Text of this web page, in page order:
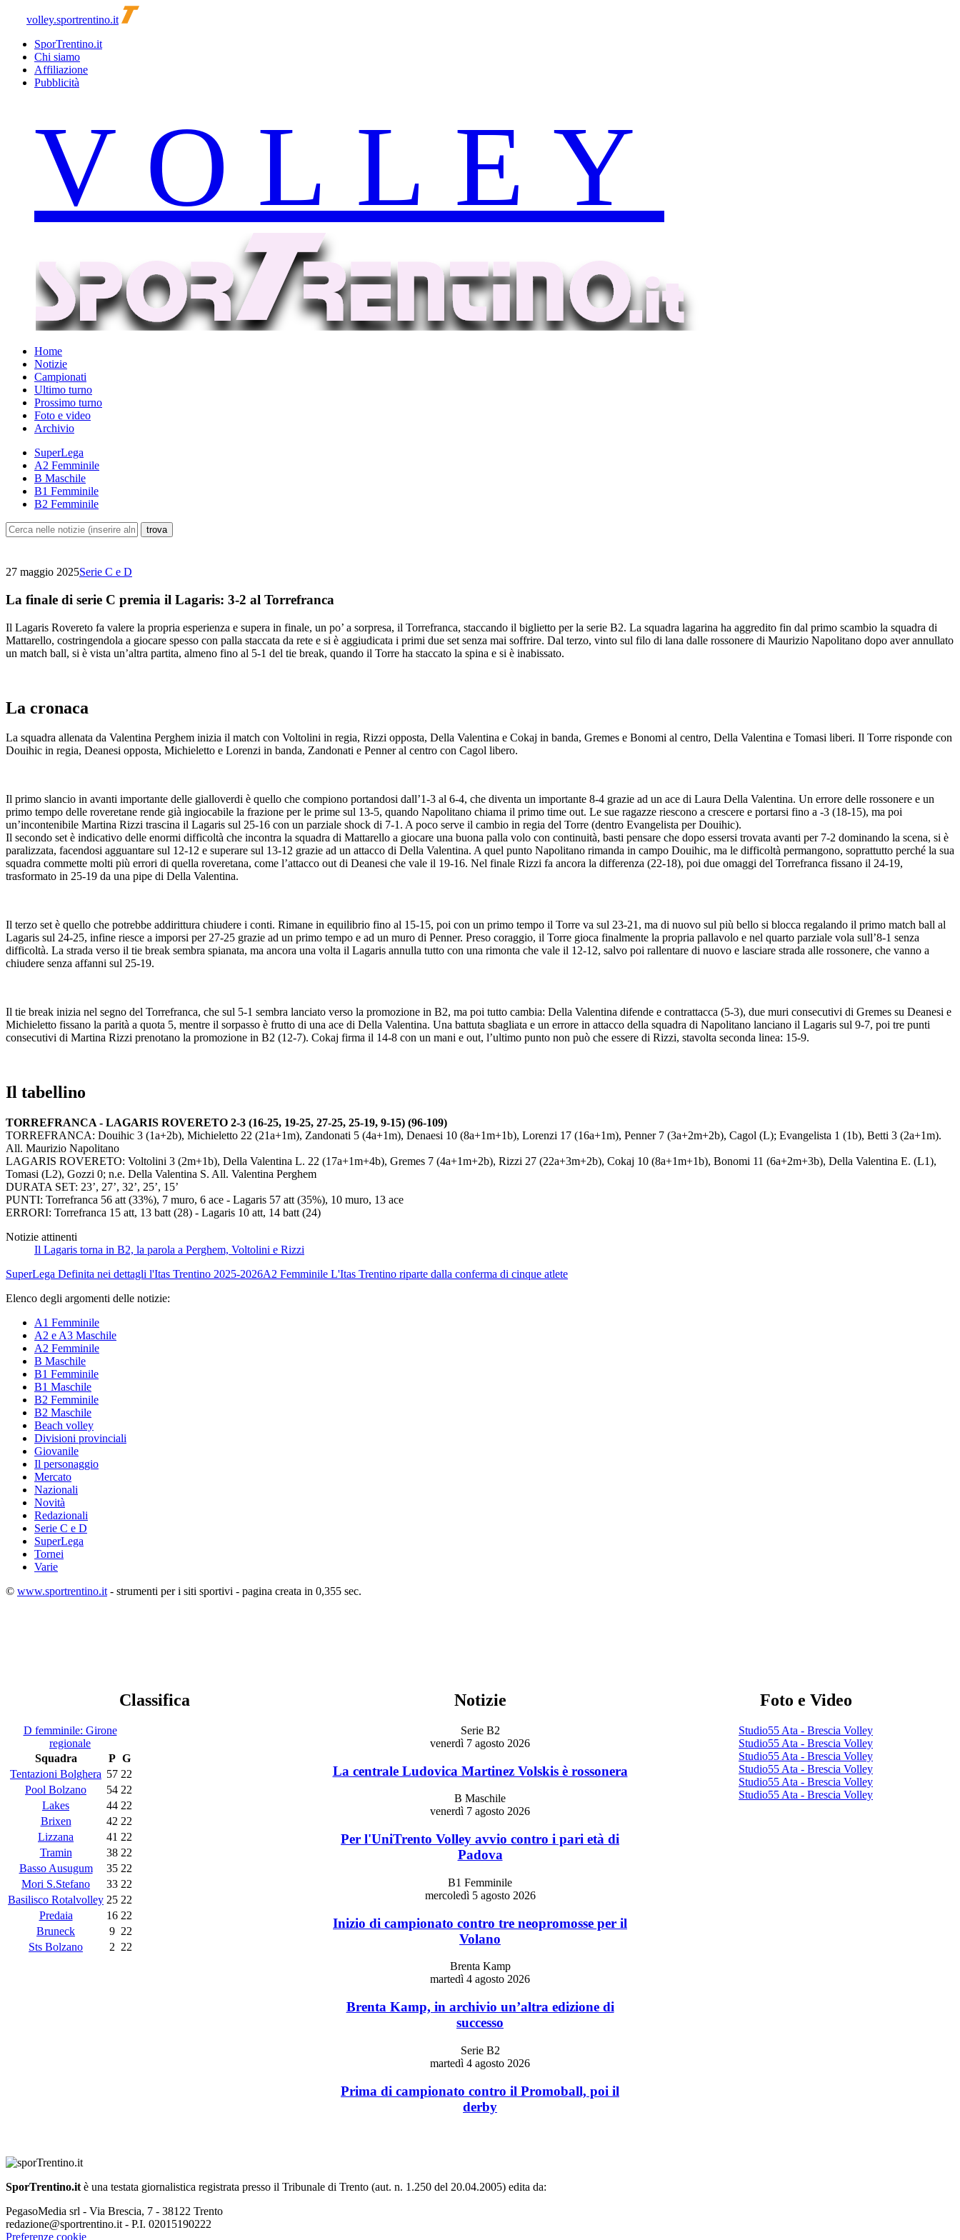
volley.sportrentino.it
SporTrentino.it
Chi siamo
Affiliazione
Pubblicità
Home
Notizie
Campionati
Ultimo turno
Prossimo turno
Foto e video
Archivio
SuperLega
A2 Femminile
B Maschile
B1 Femminile
B2 Femminile
27 maggio 2025Serie C e D
La finale di serie C premia il Lagaris: 3-2 al Torrefranca
Il Lagaris Rovereto fa valere la propria esperienza e supera in finale, un po’ a sorpresa, il Torrefranca, staccando il biglietto per la serie B2. La squadra lagarina ha aggredito fin dal primo scambio la squadra di
Mattarello, costringendola a giocare spesso con palla staccata da rete e si è aggiudicata i primi due set senza mai soffrire. Dal terzo, vinto sul filo di lana dalle rossonere di Maurizio Napolitano dopo aver annullato
un match ball, si è vista un’altra partita, almeno fino al 5-1 del tie break, quando il Torre ha staccato la spina e si è inabissato.
La cronaca
La squadra allenata da Valentina Perghem inizia il match con Voltolini in regia, Rizzi opposta, Della Valentina e Cokaj in banda, Gremes e Bonomi al centro, Della Valentina e Tomasi liberi. Il Torre risponde con
Douihic in regia, Deanesi opposta, Michieletto e Lorenzi in banda, Zandonati e Penner al centro con Cagol libero.
Il primo slancio in avanti importante delle gialloverdi è quello che compiono portandosi dall’1-3 al 6-4, che diventa un importante 8-4 grazie ad un ace di Laura Della Valentina. Un errore delle rossonere e un
primo tempo delle roveretane rende già ingiocabile la frazione per le prime sul 13-5, quando Napolitano chiama il primo time out. Le sue ragazze riescono a crescere e portarsi fino a -3 (18-15), ma poi
un’incontenibile Martina Rizzi trascina il Lagaris sul 25-16 con un parziale shock di 7-1. A poco serve il cambio in regia del Torre (dentro Evangelista per Douihic).
Il secondo set è indicativo delle enormi difficoltà che incontra la squadra di Mattarello a giocare una buona palla volo con continuità, basti pensare che dopo essersi trovata avanti per 7-2 dominando la scena, si è
paralizzata, facendosi agguantare sul 12-12 e superare sul 13-12 grazie ad un attacco di Della Valentina. A quel punto Napolitano rimanda in campo Douihic, ma le difficoltà permangono, soprattutto perché la sua
squadra commette molti più errori di quella roveretana, come l’attacco out di Deanesi che vale il 19-16. Nel finale Rizzi fa ancora la differenza (22-18), poi due omaggi del Torrefranca fissano il 24-19,
trasformato in 25-19 da una pipe di Della Valentina.
Il terzo set è quello che potrebbe addirittura chiudere i conti. Rimane in equilibrio fino al 15-15, poi con un primo tempo il Torre va sul 23-21, ma di nuovo sul più bello si blocca regalando il primo match ball al
Lagaris sul 24-25, infine riesce a imporsi per 27-25 grazie ad un primo tempo e ad un muro di Penner. Preso coraggio, il Torre gioca finalmente la propria pallavolo e nel quarto parziale vola sull’8-1 senza
difficoltà. La strada verso il tie break sembra spianata, ma ancora una volta il Lagaris annulla tutto con una rimonta che vale il 12-12, salvo poi rallentare di nuovo e lasciare strada alle rossonere, che vanno a
chiudere senza affanni sul 25-19.
Il tie break inizia nel segno del Torrefranca, che sul 5-1 sembra lanciato verso la promozione in B2, ma poi tutto cambia: Della Valentina difende e contrattacca (5-3), due muri consecutivi di Gremes su Deanesi e
Michieletto fissano la parità a quota 5, mentre il sorpasso è frutto di una ace di Della Valentina. Una battuta sbagliata e un errore in attacco della squadra di Napolitano lanciano il Lagaris sul 9-7, poi tre punti
consecutivi di Martina Rizzi prenotano la promozione in B2 (12-7). Cokaj firma il 14-8 con un mani e out, l’ultimo punto non può che essere di Rizzi, stavolta seconda linea: 15-9.
Il tabellino
TORREFRANCA - LAGARIS ROVERETO 2-3 (16-25, 19-25, 27-25, 25-19, 9-15) (96-109)
TORREFRANCA: Douihic 3 (1a+2b), Michieletto 22 (21a+1m), Zandonati 5 (4a+1m), Denaesi 10 (8a+1m+1b), Lorenzi 17 (16a+1m), Penner 7 (3a+2m+2b), Cagol (L); Evangelista 1 (1b), Betti 3 (2a+1m).
All. Maurizio Napolitano
LAGARIS ROVERETO: Voltolini 3 (2m+1b), Della Valentina L. 22 (17a+1m+4b), Gremes 7 (4a+1m+2b), Rizzi 27 (22a+3m+2b), Cokaj 10 (8a+1m+1b), Bonomi 11 (6a+2m+3b), Della Valentina E. (L1),
Tomasi (L2), Gozzi 0; n.e. Della Valentina S. All. Valentina Perghem
DURATA SET: 23’, 27’, 32’, 25’, 15’
PUNTI: Torrefranca 56 att (33%), 7 muro, 6 ace - Lagaris 57 att (35%), 10 muro, 13 ace
ERRORI: Torrefranca 15 att, 13 batt (28) - Lagaris 10 att, 14 batt (24)
Notizie attinenti
Il Lagaris torna in B2, la parola a Perghem, Voltolini e Rizzi
SuperLega Definita nei dettagli l'Itas Trentino 2025-2026A2 Femminile L'Itas Trentino riparte dalla conferma di cinque atlete
Elenco degli argomenti delle notizie:
A1 Femminile
A2 e A3 Maschile
A2 Femminile
B Maschile
B1 Femminile
B1 Maschile
B2 Femminile
B2 Maschile
Beach volley
Divisioni provinciali
Giovanile
Il personaggio
Mercato
Nazionali
Novità
Redazionali
Serie C e D
SuperLega
Tornei
Varie
© www.sportrentino.it - strumenti per i siti sportivi - pagina creata in 0,355 sec.
Classifica
D femminile: Girone
regionale
Squadra
P G
Tentazioni Bolghera 57 22
Pool Bolzano
54 22
Lakes
44 22
Brixen
42 22
Lizzana
41 22
Tramin
38 22
Basso Ausugum
35 22
Mori S.Stefano
33 22
Basilisco Rotalvolley 25 22
Predaia
16 22
Bruneck
9 22
Sts Bolzano
2 22
Notizie
Serie B2
venerdì 7 agosto 2026
La centrale Ludovica Martinez Volskis è rossonera
B Maschile
venerdì 7 agosto 2026
Per l'UniTrento Volley avvio contro i pari età di
Padova
B1 Femminile
mercoledì 5 agosto 2026
Inizio di campionato contro tre neopromosse per il
Volano
Brenta Kamp
martedì 4 agosto 2026
Brenta Kamp, in archivio un’altra edizione di
successo
Serie B2
martedì 4 agosto 2026
Prima di campionato contro il Promoball, poi il
derby
Foto e Video
Studio55 Ata - Brescia Volley
Studio55 Ata - Brescia Volley
Studio55 Ata - Brescia Volley
Studio55 Ata - Brescia Volley
Studio55 Ata - Brescia Volley
Studio55 Ata - Brescia Volley
SporTrentino.it è una testata giornalistica registrata presso il Tribunale di Trento (aut. n. 1.250 del 20.04.2005) edita da:
PegasoMedia srl - Via Brescia, 7 - 38122 Trento
redazione@sportrentino.it - P.I. 02015190222
Preferenze cookie